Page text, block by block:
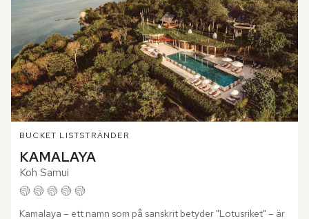
BUCKET LISTSTRÄNDER
KAMALAYA
Koh Samui
Kamalaya – ett namn som på sanskrit betyder "Lotusriket" – är